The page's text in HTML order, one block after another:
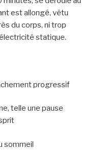
est allongé, vêtu
du corps, ni trop
statique.
progressif
telle une pause
sommeil